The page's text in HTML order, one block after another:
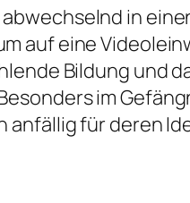
in
auf eine
Bildung und
im
anfällig für deren